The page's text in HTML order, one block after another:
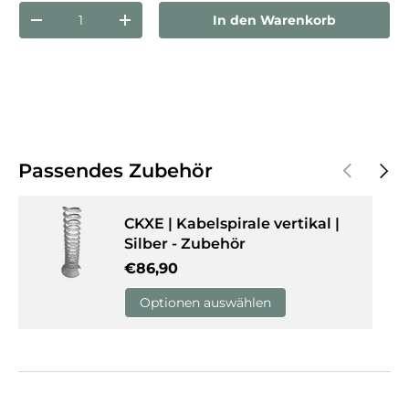
Anzahl
Menge verringernMenge erhöhenIn den Warenkorb
Passendes Zubehör Vorherige
CKXE | Kabelspirale vertikal |
Silber - Zubehör
Normaler Preis
€86,90
Optionen auswählen